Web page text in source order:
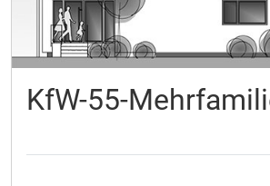
KfW-55-